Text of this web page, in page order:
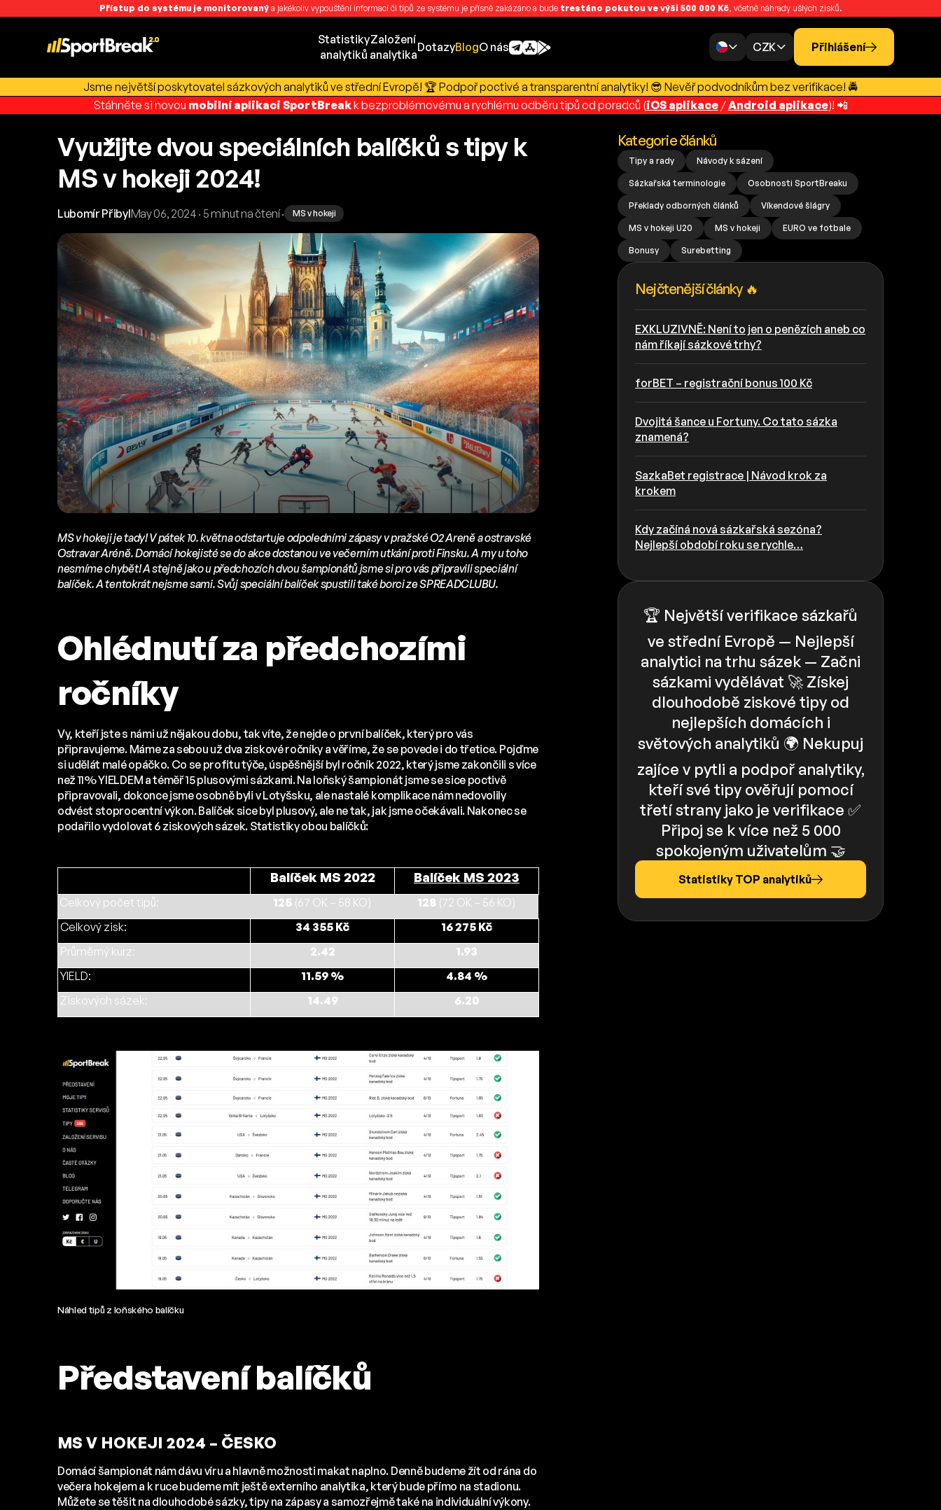
Přístup do systému je monitorovanýa jakékoliv vypouštění informací či tipů ze systému je přísně zakázáno a bude trestáno pokutou ve výši 500 000 Kč, včetně náhrady ušlých zisků.
Statistiky
analytiků
Založení
analytika
DotazyBlogO nás CZK Přihlášení
Jsme největší poskytovatel sázkových analytiků ve střední Evropě! 🏆 Podpoř poctivé a transparentní analytiky! 😎 Nevěř podvodníkům bez verifikace! 🚔
Stáhněte si novou mobilní aplikaci SportBreakk bezproblémovému a rychlému odběru tipů od poradců (iOS aplikace/Android aplikace)! 📲
Využijte dvou speciálních balíčků s tipy k
MS v hokeji 2024!
Lubomír PřibylMay 06, 2024 · 5 minut na čtení · MS v hokeji
MS v hokeji je tady! V pátek 10. května odstartuje odpoledními zápasy v pražské O2 Areně a ostravské
Ostravar Aréně. Domácí hokejisté se do akce dostanou ve večerním utkání proti Finsku. A my u toho
nesmíme chybět! A stejně jako u předchozích dvou šampionátů jsme si pro vás připravili speciální
balíček. A tentokrát nejsme sami. Svůj speciální balíček spustili také borci ze SPREADCLUBU.
Ohlédnutí za předchozími
ročníky
Vy, kteří jste s námi už nějakou dobu, tak víte, že nejde o první balíček, který pro vás
připravujeme. Máme za sebou už dva ziskové ročníky a věříme, že se povede i do třetice. Pojďme
si udělát malé opáčko. Co se profitu týče, úspěšnější byl ročník 2022, který jsme zakončili s více
než 11% YIELDEM a téměř 15 plusovými sázkami. Na loňský šampionát jsme se sice poctivě
připravovali, dokonce jsme osobně byli v Lotyšsku, ale nastalé komplikace nám nedovolily
odvést stoprocentní výkon. Balíček sice byl plusový, ale ne tak, jak jsme očekávali. Nakonec se
podařilo vydolovat 6 ziskových sázek. Statistiky obou balíčků:
Balíček MS 2022 Balíček MS 2023
Celkový počet tipů: 125 (67 OK – 58 KO) 128 (72 OK – 56 KO)
Celkový zisk:
34 355 Kč
16 275 Kč
Průměrný kurz:
2.42
1.93
YIELD:
11.59 %
4.84 %
Ziskových sázek:
14.49 6.20
Náhled tipů z loňského balíčku
Představení balíčků
MS V HOKEJI 2024 – ČESKO
Domácí šampionát nám dávu víru a hlavně možnosti makat naplno. Denně budeme žít od rána do
večera hokejem a k ruce budeme mít ještě externího analytika, který bude přímo na stadionu.
Můžete se těšit na dlouhodobé sázky, tipy na zápasy a samozřejmě také na individuální výkony.
Kategorie článků
Tipy a rady Návody k sázení
Sázkařská terminologie Osobnosti SportBreaku
Překlady odborných článků Víkendové šlágry
MS v hokeji U20 MS v hokeji EURO ve fotbale
Bonusy Surebetting
Nejčtenější články 🔥
EXKLUZIVNĚ: Není to jen o penězích aneb co
nám říkají sázkové trhy?
forBET – registrační bonus 100 Kč
Dvojitá šance u Fortuny. Co tato sázka
znamená?
SazkaBet registrace | Návod krok za
krokem
Kdy začíná nová sázkařská sezóna?
Nejlepší období roku se rychle…
🏆 Největší verifikace sázkařů
ve střední Evropě — Nejlepší
analytici na trhu sázek — Začni
sázkami vydělávat 🚀 Získej
dlouhodobě ziskové tipy od
nejlepších domácích i
světových analytiků 🌍 Nekupuj
zajíce v pytli a podpoř analytiky,
kteří své tipy ověřují pomocí
třetí strany jako je verifikace ✅️️
Připoj se k více než 5 000
spokojeným uživatelům 🤝
Statistiky TOP analytiků